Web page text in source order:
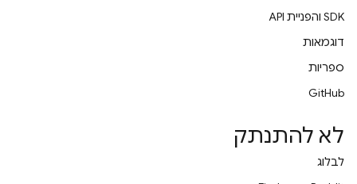
‫SDK והפניית API
דוגמאות
ספריות
GitHub
לא להתנתק
לבלוג